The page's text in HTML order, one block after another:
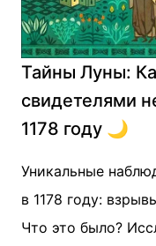
Тайны Луны:
свидетелями
1178 году 🌙
Уникальные
в 1178 году:
Что это было?